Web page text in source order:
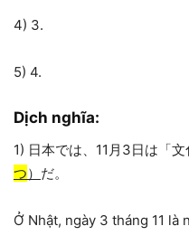
4) 3.
5) 4.
Dịch nghĩa:
1) 日本では、11月3日は「
つ） だ。
Ở Nhật, ngày 3 tháng 11 là